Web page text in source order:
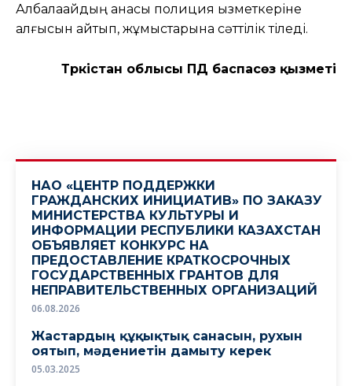
Албалақайдың анасы полиция қызметкеріне
алғысын айтып, жұмыстарына сәттілік тіледі.
Түркістан облысы ПД баспасөз қызметі
НАО «ЦЕНТР ПОДДЕРЖКИ
ГРАЖДАНСКИХ ИНИЦИАТИВ» ПО ЗАКАЗУ
МИНИСТЕРСТВА КУЛЬТУРЫ И
ИНФОРМАЦИИ РЕСПУБЛИКИ КАЗАХСТАН
ОБЪЯВЛЯЕТ КОНКУРС НА
ПРЕДОСТАВЛЕНИЕ КРАТКОСРОЧНЫХ
ГОСУДАРСТВЕННЫХ ГРАНТОВ ДЛЯ
НЕПРАВИТЕЛЬСТВЕННЫХ ОРГАНИЗАЦИЙ
06.08.2026
Жастардың құқықтық санасын, рухын
оятып, мәдениетін дамыту керек
05.03.2025